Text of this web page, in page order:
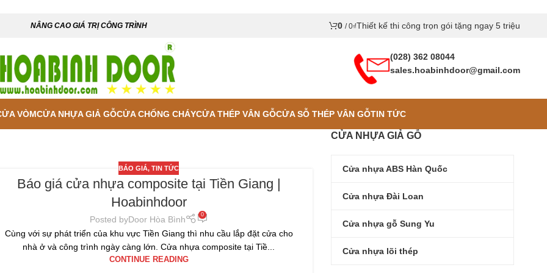
NÂNG CAO GIÁ TRỊ CÔNG TRÌNH 0 / 0₫Thiết kế thi công trọn gói tặng ngay 5 triệu
(028) 362 08044
sales.hoabinhdoor@gmail.com
VÒMCỬA NHỰA GIẢ GỖCỬA CHỐNG CHÁYCỬA THÉP VÂN GỖCỬA SỖ THÉP VÂN GỖTIN TỨC
BÁO GIÁ,TIN TỨC
Báo giá cửa nhựa composite tại Tiền Giang |
Hoabinhdoor
Posted byDoor Hòa Bình 0
Cùng với sự phát triển của khu vực Tiền Giang thì nhu cầu lắp đặt cửa cho
nhà ở và công trình ngày càng lớn. Cửa nhựa composite tại Tiề...
CONTINUE READING
CỬA NHỰA GIẢ GỖ
Cửa nhựa ABS Hàn Quốc
Cửa nhựa Đài Loan
Cửa nhựa gỗ Sung Yu
Cửa nhựa lõi thép